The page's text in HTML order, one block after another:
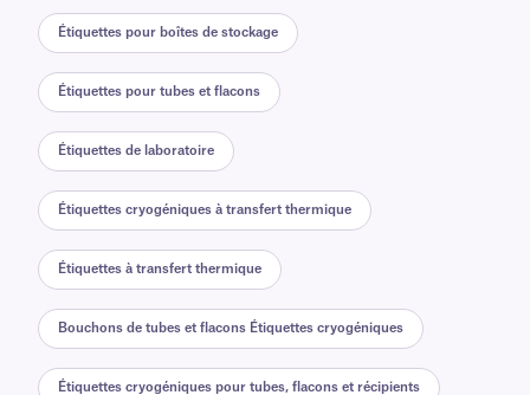
Étiquettes pour boîtes de stockage
Étiquettes pour tubes et flacons
Étiquettes de laboratoire
Étiquettes cryogéniques à transfert thermique
Étiquettes à transfert thermique
Bouchons de tubes et flacons Étiquettes cryogéniques
Étiquettes cryogéniques pour tubes, flacons et récipients